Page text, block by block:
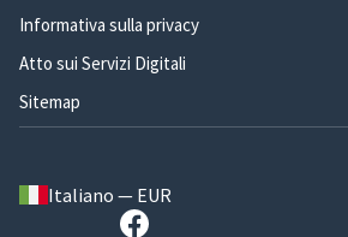
Informativa sulla privacy
Atto sui Servizi Digitali
Sitemap
Italiano — EUR